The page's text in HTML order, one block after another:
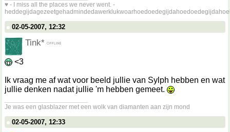
♥ - I miss all the places we never went. -
02-05-2007, 12:32
Tink*
<3
Ik vraag me af wat voor beeld jullie van Sylph hebben en wat
jullie denken nadat jullie 'm hebben gemeet.
Je was een glasblazer met een wolk van diamanten aan zijn mond
02-05-2007, 12:33